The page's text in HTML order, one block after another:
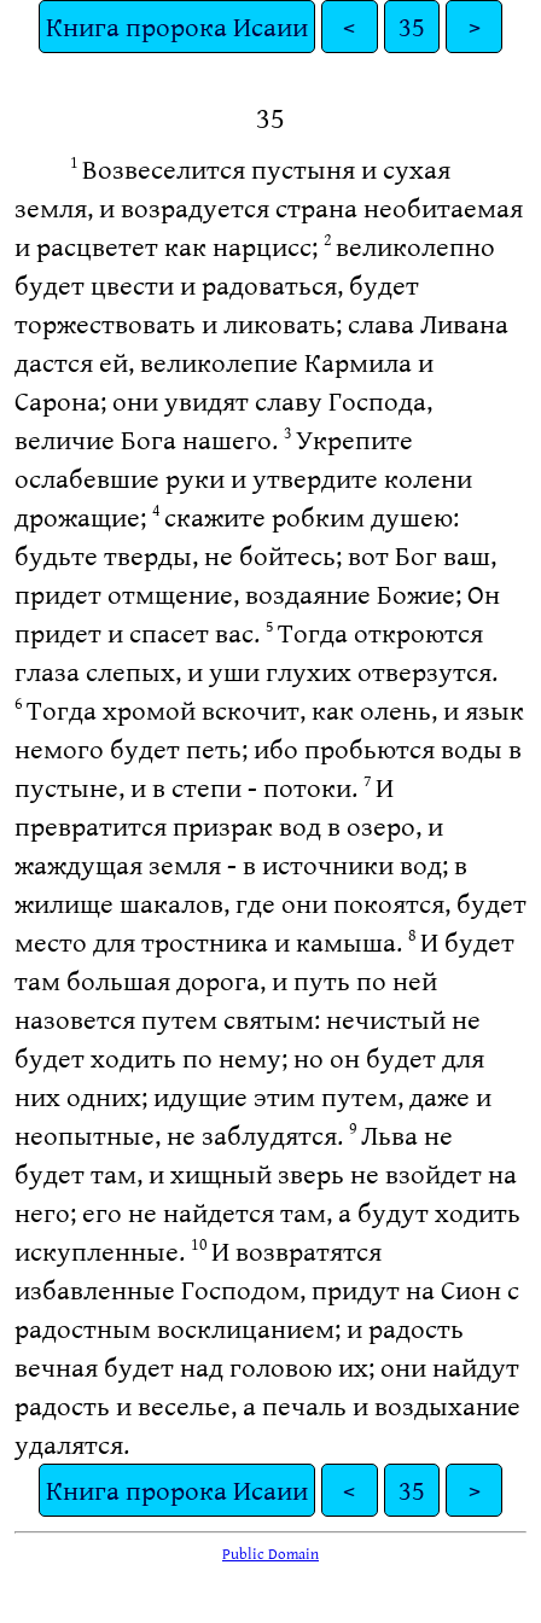
Книга пророка Исаии < 35 >
35
1 Возвеселится пустыня и сухая
земля, и возрадуется страна необитаемая
и расцветет как нарцисс; 2 великолепно
будет цвести и радоваться, будет
торжествовать и ликовать; слава Ливана
дастся ей, великолепие Кармила и
Сарона; они увидят славу Господа,
величие Бога нашего. 3 Укрепите
ослабевшие руки и утвердите колени
дрожащие; 4 скажите робким душею:
будьте тверды, не бойтесь; вот Бог ваш,
придет отмщение, воздаяние Божие; Он
придет и спасет вас. 5 Тогда откроются
глаза слепых, и уши глухих отверзутся.
6 Тогда хромой вскочит, как олень, и язык
немого будет петь; ибо пробьются воды в
пустыне, и в степи - потоки. 7 И
превратится призрак вод в озеро, и
жаждущая земля - в источники вод; в
жилище шакалов, где они покоятся, будет
место для тростника и камыша. 8 И будет
там большая дорога, и путь по ней
назовется путем святым: нечистый не
будет ходить по нему; но он будет для
них одних; идущие этим путем, даже и
неопытные, не заблудятся. 9 Льва не
будет там, и хищный зверь не взойдет на
него; его не найдется там, а будут ходить
искупленные. 10 И возвратятся
избавленные Господом, придут на Сион с
радостным восклицанием; и радость
вечная будет над головою их; они найдут
радость и веселье, а печаль и воздыхание
удалятся.
Книга пророка Исаии
< 35 >
Public Domain